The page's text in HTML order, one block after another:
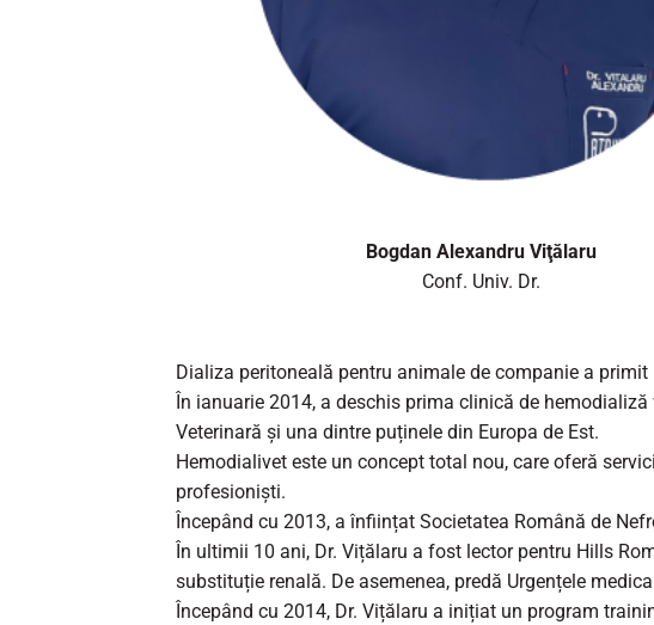
Bogdan Alexandru Viţălaru
Conf. Univ. Dr.
Dializa peritoneală pentru animale de companie a
În ianuarie 2014, a deschis prima clinică de
Veterinară și una dintre puținele din Europa de Est.
Hemodialivet este un concept total nou, care oferă
profesioniști.
Începând cu 2013, a înființat Societatea Română de
În ultimii 10 ani, Dr. Vițălaru a fost lector pentru Hills
substituție renală. De asemenea, predă Urgențele
Începând cu 2014, Dr. Vițălaru a inițiat un program